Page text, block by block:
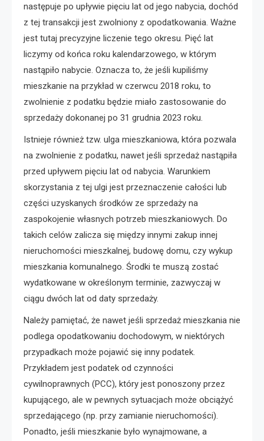
następuje po upływie pięciu lat od jego nabycia, dochód
z tej transakcji jest zwolniony z opodatkowania. Ważne
jest tutaj precyzyjne liczenie tego okresu. Pięć lat
liczymy od końca roku kalendarzowego, w którym
nastąpiło nabycie. Oznacza to, że jeśli kupiliśmy
mieszkanie na przykład w czerwcu 2018 roku, to
zwolnienie z podatku będzie miało zastosowanie do
sprzedaży dokonanej po 31 grudnia 2023 roku.
Istnieje również tzw. ulga mieszkaniowa, która pozwala
na zwolnienie z podatku, nawet jeśli sprzedaż nastąpiła
przed upływem pięciu lat od nabycia. Warunkiem
skorzystania z tej ulgi jest przeznaczenie całości lub
części uzyskanych środków ze sprzedaży na
zaspokojenie własnych potrzeb mieszkaniowych. Do
takich celów zalicza się między innymi zakup innej
nieruchomości mieszkalnej, budowę domu, czy wykup
mieszkania komunalnego. Środki te muszą zostać
wydatkowane w określonym terminie, zazwyczaj w
ciągu dwóch lat od daty sprzedaży.
Należy pamiętać, że nawet jeśli sprzedaż mieszkania nie
podlega opodatkowaniu dochodowym, w niektórych
przypadkach może pojawić się inny podatek.
Przykładem jest podatek od czynności
cywilnoprawnych (PCC), który jest ponoszony przez
kupującego, ale w pewnych sytuacjach może obciążyć
sprzedającego (np. przy zamianie nieruchomości).
Ponadto, jeśli mieszkanie było wynajmowane, a